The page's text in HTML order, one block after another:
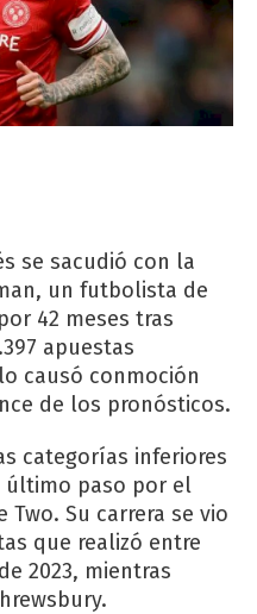
se sacudió con la
un futbolista de
42 meses tras
apuestas
causó conmoción
de los pronósticos.
categorías inferiores
paso por el
Two. Su carrera se vio
que realizó entre
2023, mientras